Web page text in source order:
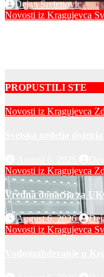
Dejan Sretenovic
Novosti iz Kragujevca
PROPUSTILI STE
Novosti iz Kragujevca
Novosti iz Kragujevca
Vredna donacija za
August 6, 2026
Novosti iz Kragujevca